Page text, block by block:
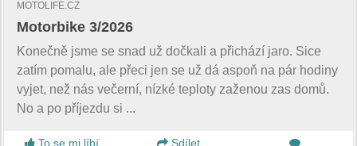
MOTOLIFE.CZ
Motorbike 3/2026
Konečně jsme se snad už dočkali a přichází jaro. Sice
zatím pomalu, ale přeci jen se už dá aspoň na pár hodiny
vyjet, než nás večerní, nízké teploty zaženou zas domů.
No a po příjezdu si ...
To se mi líbí
Sdílet